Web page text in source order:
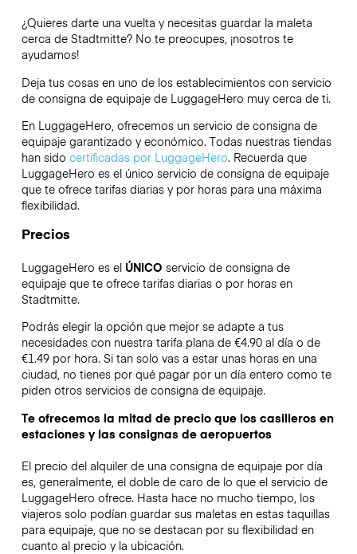
¿Quieres darte una vuelta y necesitas guardar la maleta
cerca de Stadtmitte? No te preocupes, ¡nosotros te
ayudamos!
Deja tus cosas en uno de los establecimientos con servicio
de consigna de equipaje de LuggageHero muy cerca de ti.
En LuggageHero, ofrecemos un servicio de consigna de
equipaje garantizado y económico. Todas nuestras tiendas
han sido certificadas por LuggageHero. Recuerda que
LuggageHero es el único servicio de consigna de equipaje
que te ofrece tarifas diarias y por horas para una máxima
flexibilidad.
Precios
LuggageHero es el ÚNICO servicio de consigna de
equipaje que te ofrece tarifas diarias o por horas en
Stadtmitte.
Podrás elegir la opción que mejor se adapte a tus
necesidades con nuestra tarifa plana de €4.90 al día o de
€1.49 por hora. Si tan solo vas a estar unas horas en una
ciudad, no tienes por qué pagar por un día entero como te
piden otros servicios de consigna de equipaje.
Te ofrecemos la mitad de precio que los casilleros en
estaciones y las consignas de aeropuertos
El precio del alquiler de una consigna de equipaje por día
es, generalmente, el doble de caro de lo que el servicio de
LuggageHero ofrece. Hasta hace no mucho tiempo, los
viajeros solo podían guardar sus maletas en estas taquillas
para equipaje, que no se destacan por su flexibilidad en
cuanto al precio y la ubicación.